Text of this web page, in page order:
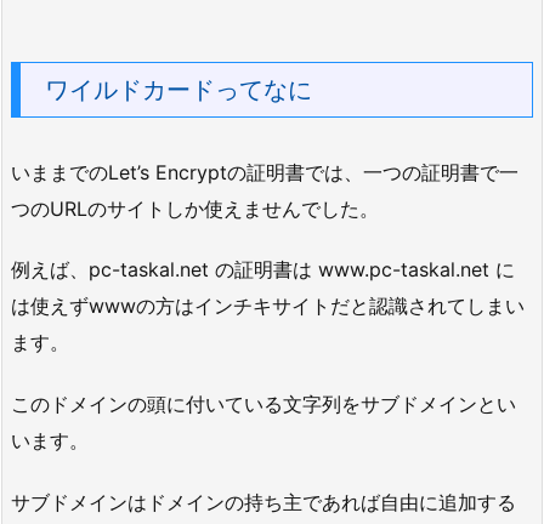
ワイルドカードってなに
いままでのLet’s Encryptの証明書では、一つの証明書で一
つのURLのサイトしか使えませんでした。
例えば、pc-taskal.net の証明書は www.pc-taskal.net に
は使えずwwwの方はインチキサイトだと認識されてしまい
ます。
このドメインの頭に付いている文字列をサブドメインとい
います。
サブドメインはドメインの持ち主であれば自由に追加する